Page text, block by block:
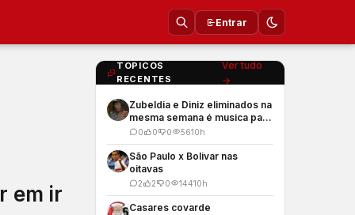
Entrar
em ir
TOPICOS
RECENTES
Ver tudo
→
Zubeldia e Diniz eliminados na
mesma semana é musica para
os meus ouvidos
0 0 0 5610h
São Paulo x Bolivar nas
oitavas
2 2 0 14410h
Casares covarde